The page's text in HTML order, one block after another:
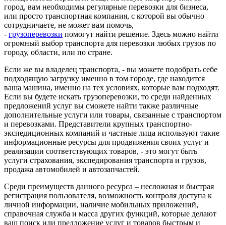
город, вам необходимы регулярные перевозки для бизнеса,
или просто транспортная компания, с которой вы обычно
сотрудничаете, не может вам помочь,
- грузоперевозки помогут найти решение. Здесь можно найти
огромный выбор транспорта для перевозки любых грузов по
городу, области, или по стране.
Если же вы владелец транспорта, - вы можете подобрать себе
подходящую загрузку именно в том городе, где находится
ваша машина, именно на тех условиях, которые вам подходят.
Если вы будете искать грузоперевозки, то среди найденных
предложений услуг вы сможете найти также различные
дополнительные услуги или товары, связанные с транспортом
и перевозками. Представители крупных транспортно-
экспедиционных компаний и частные лица используют такие
информационные ресурсы для продвижения своих услуг и
реализации соответствующих товаров, - это могут быть
услуги страхования, экспедирования транспорта и грузов,
продажа автомобилей и автозапчастей.
Среди преимуществ данного ресурса – несложная и быстрая
регистрация пользователя, возможность контроля доступа к
личной информации, наличие мобильных приложений,
справочная служба и масса других функций, которые делают
ваш поиск или предложение услуг и товаров быстрым и